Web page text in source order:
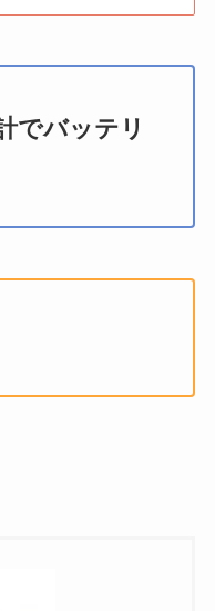
でバッテリ